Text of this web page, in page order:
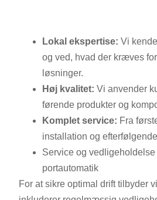
Lokal ekspertise: Vi
og ved, hvad der kræves
løsninger.
Høj kvalitet: Vi anvender
førende produkter og
Komplet service: Fra
installation og
Service og
portautomatik
For at sikre optimal drift tilbyder